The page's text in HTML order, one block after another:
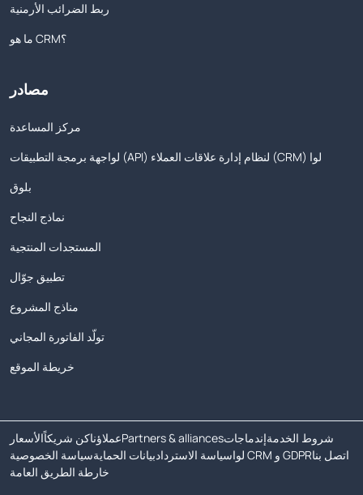
ربط الضرائب الأرمنية
ما هو CRM؟
مصادر
مركز المساعدة
لواجهة برمجة التطبيقات (API) لنظام إدارة علاقات العملاء (CRM) لوا
بلوق
نماذج النجاح
المستجدات المنتجية
تطبيق جوّال
مناذج المشروع
تولّد الفاتورة المجاني
خريطة الموقع
الأسعاركن شريكاًعملاؤناPartners & alliancesإندماجاتشروط الخدمة
سياسة الخصوصيةبيانات الحمايةسياسة الاسترداد لوا CRM و GDPRاتصل بنا
خارطة الطريق العامة